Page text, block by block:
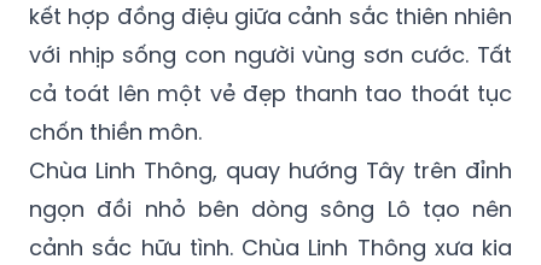
kết hợp đồng điệu giữa cảnh sắc thiên nhiên
với nhịp sống con người vùng sơn cước. Tất
cả toát lên một vẻ đẹp thanh tao thoát tục
chốn thiền môn.
Chùa Linh Thông, quay hướng Tây trên đỉnh
ngọn đồi nhỏ bên dòng sông Lô tạo nên
cảnh sắc hữu tình. Chùa Linh Thông xưa kia